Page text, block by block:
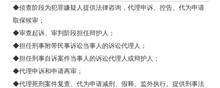
◆侦查阶段为犯罪嫌疑人提供法律咨询，代理申诉、控告、代为申请
取保候审；
◆审查起诉、审判阶段担任辩护人；
◆担任刑事附带民事诉讼当事人的诉讼代理人；
◆担任刑事自诉案件当事人的诉讼代理人或辩护人；
◆代理申诉和申请再审；
◆代理死刑案件复查、代为申请减刑、假释、监外执行。提供刑事法